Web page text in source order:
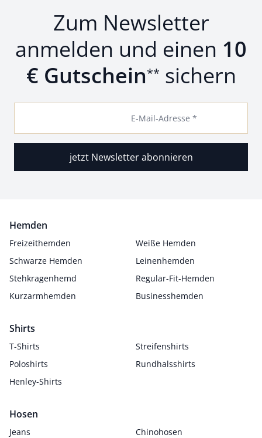
Zum Newsletter
anmelden und einen 10
€ Gutschein** sichern
E-Mail-Adresse *
jetzt Newsletter abonnieren
Hemden
Freizeithemden
Weiße Hemden
Schwarze Hemden
Leinenhemden
Stehkragenhemd
Regular-Fit-Hemden
Kurzarmhemden
Businesshemden
Shirts
T-Shirts
Streifenshirts
Poloshirts
Rundhalsshirts
Henley-Shirts
Hosen
Jeans
Chinohosen